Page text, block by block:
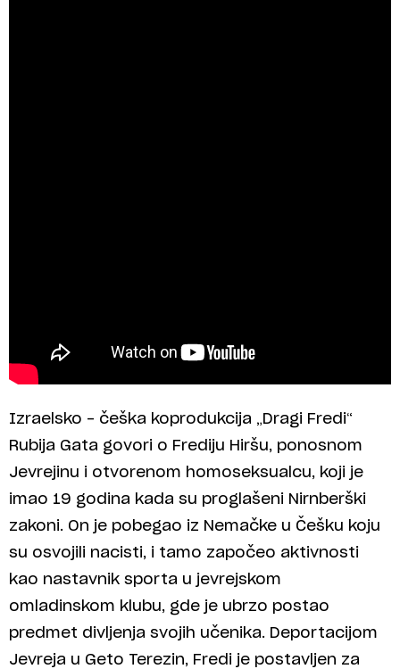
Izraelsko – češka koprodukcija „Dragi Fredi“
Rubija Gata govori o Frediju Hiršu, ponosnom
Jevrejinu i otvorenom homoseksualcu, koji je
imao 19 godina kada su proglašeni Nirnberški
zakoni. On je pobegao iz Nemačke u Češku koju
su osvojili nacisti, i tamo započeo aktivnosti
kao nastavnik sporta u jevrejskom
omladinskom klubu, gde je ubrzo postao
predmet divljenja svojih učenika. Deportacijom
Jevreja u Geto Terezin, Fredi je postavljen za